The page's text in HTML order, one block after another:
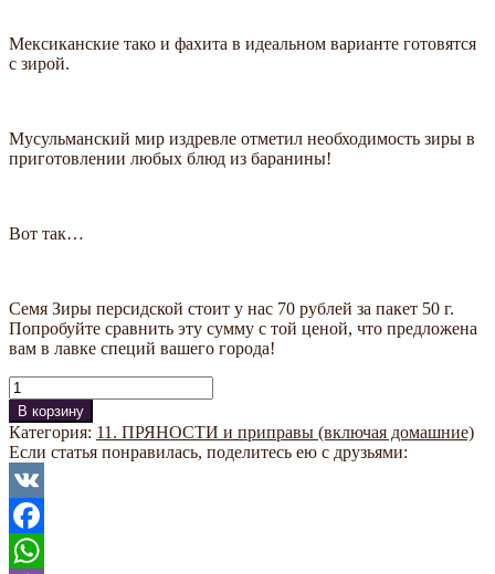
Мексиканские тако и фахита в идеальном варианте готовятся
с зирой.
Мусульманский мир издревле отметил необходимость зиры в
приготовлении любых блюд из баранины!
Вот так…
Семя Зиры персидской стоит у нас 70 рублей за пакет 50 г.
Попробуйте сравнить эту сумму с той ценой, что предложена
вам в лавке специй вашего города!
Количество
В корзину
Категория: 11. ПРЯНОСТИ и приправы (включая домашние)
Если статья понравилась, поделитесь ею с друзьями:
VK
Facebook